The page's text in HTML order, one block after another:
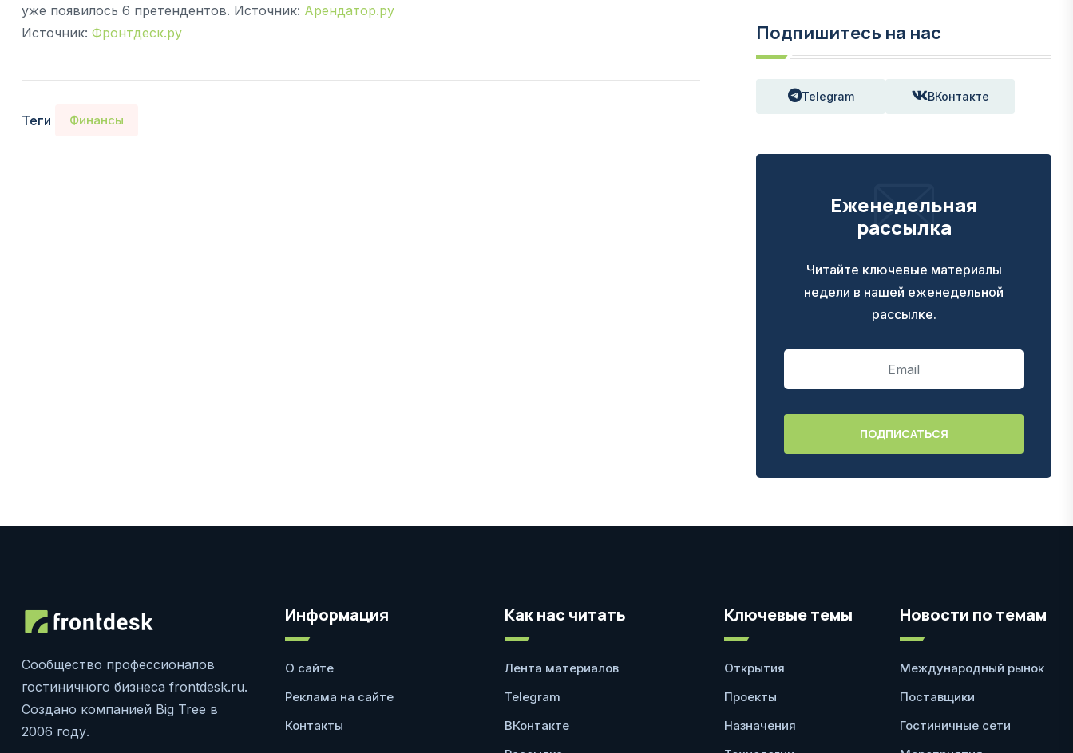
уже появилось 6 претендентов. Источник: Арендатор.ру
Источник: Фронтдеск.ру
Теги Финансы
Подпишитесь на нас
Telegram ВКонтакте
Еженедельная
рассылка
Читайте ключевые материалы
недели в нашей еженедельной
рассылке.
Сообщество профессионалов
гостиничного бизнеса frontdesk.ru.
Создано компанией Big Tree в
2006 году.
Информация
О сайте
Реклама на сайте
Контакты
Как нас читать
Лента материалов
Telegram
ВКонтакте
Ключевые темы
Открытия
Проекты
Назначения
Новости по темам
Международный рынок
Поставщики
Гостиничные сети